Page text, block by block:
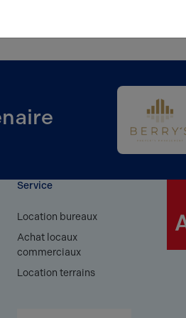
Service
Location bureaux
Achat locaux
commerciaux
Location terrains